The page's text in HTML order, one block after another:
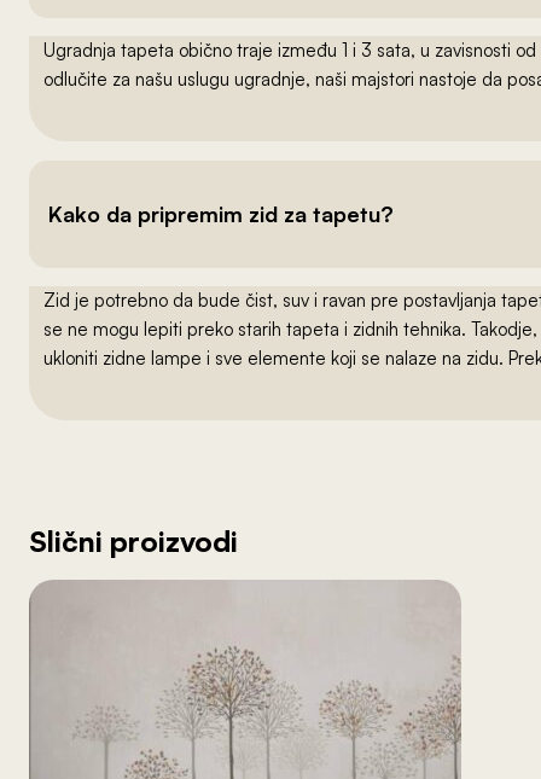
Ugradnja tapeta obično traje između 1 i 3 sata, u zavisnosti
odlučite za našu uslugu ugradnje, naši majstori nastoje da
Kako da pripremim zid za tapetu?
Zid je potrebno da bude čist, suv i ravan pre postavljanja
se ne mogu lepiti preko starih tapeta i zidnih tehnika.
ukloniti zidne lampe i sve elemente koji se nalaze na zidu.
Slični proizvodi